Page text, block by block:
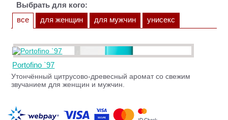
Выбрать для кого:
все
для женщин для мужчин унисекс
Portofino `97
Утончённый цитрусово-древесный аромат со свежим
звучанием для женщин и мужчин.